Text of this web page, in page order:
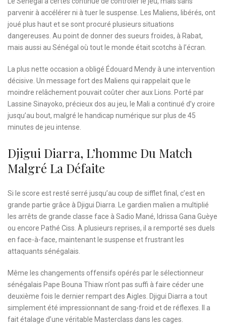
parvenir à accélérer ni à tuer le suspense. Les Maliens, libérés, ont
joué plus haut et se sont procuré plusieurs situations
dangereuses. Au point de donner des sueurs froides, à Rabat,
mais aussi au Sénégal où tout le monde était scotchs à l’écran.
La plus nette occasion a obligé Édouard Mendy à une intervention
décisive. Un message fort des Maliens qui rappelait que le
moindre relâchement pouvait coûter cher aux Lions. Porté par
Lassine Sinayoko, précieux dos au jeu, le Mali a continué d’y croire
jusqu’au bout, malgré le handicap numérique sur plus de 45
minutes de jeu intense.
Djigui Diarra, L’homme Du Match
Malgré La Défaite
Si le score est resté serré jusqu’au coup de sifflet final, c’est en
grande partie grâce à Djigui Diarra. Le gardien malien a multiplié
les arrêts de grande classe face à Sadio Mané, Idrissa Gana Guèye
ou encore Pathé Ciss. À plusieurs reprises, il a remporté ses duels
en face-à-face, maintenant le suspense et frustrant les
attaquants sénégalais.
Même les changements offensifs opérés par le sélectionneur
sénégalais Pape Bouna Thiaw n’ont pas suffi à faire céder une
deuxième fois le dernier rempart des Aigles. Djigui Diarra a tout
simplement été impressionnant de sang-froid et de réflexes. Il a
fait étalage d’une véritable Masterclass dans les cages.